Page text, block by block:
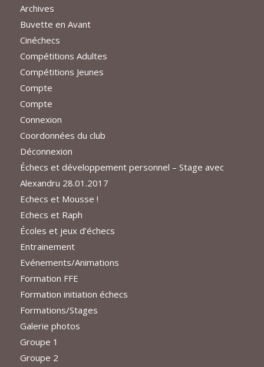
Archives
Buvette en Avant
Cinéchecs
Compétitions Adultes
Compétitions Jeunes
Compte
Compte
Connexion
Coordonnées du club
Déconnexion
Échecs et développement personnel – Stage avec
Alexandru 28.01.2017
Echecs et Mousse !
Echecs et Raph
Écoles et jeux d’échecs
Entrainement
Evénements/Animations
Formation FFE
Formation initiation échecs
Formations/Stages
Galerie photos
Groupe 1
Groupe 2